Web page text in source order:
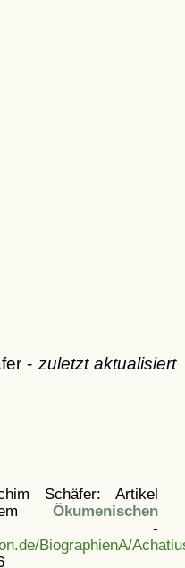
- zuletzt aktualisiert
Schäfer: Artikel
Ökumenischen
BiographienA/